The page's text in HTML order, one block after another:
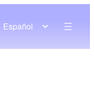
Español